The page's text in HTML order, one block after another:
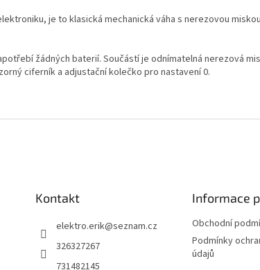
je to klasická mechanická váha s nerezovou
žádných baterií. Součástí je odnímatelná nerezová
ciferník a adjustační kolečko pro nastavení 0.
Kontakt
elektro.erik@seznam.cz
326327267
731482145
Informace
Obchodní
Podmínky
údajů